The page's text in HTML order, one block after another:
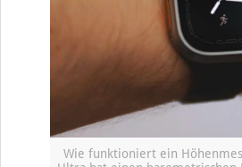
Wie funktioniert ein